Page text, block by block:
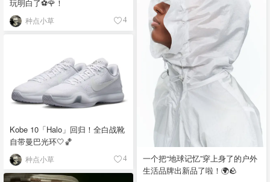
玩明白了⚽️🌹！
种点小草 4
一个把“地球记忆”穿上身了的户外
生活品牌出新品了啦！🌍🪨
Kobe 10「Halo」回归！全白战靴
自带曼巴光环🤍🏀
种点小草 4